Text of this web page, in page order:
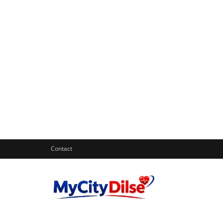
Contact